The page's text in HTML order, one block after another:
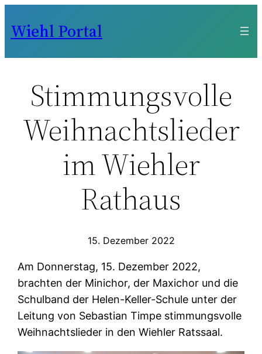
Inhalt
Wiehl Portal
Stimmungsvolle
Weihnachtslieder
im Wiehler
Rathaus
15. Dezember 2022
Am Donnerstag, 15. Dezember 2022,
brachten der Minichor, der Maxichor und die
Schulband der Helen-Keller-Schule unter der
Leitung von Sebastian Timpe stimmungsvolle
Weihnachtslieder in den Wiehler Ratssaal.